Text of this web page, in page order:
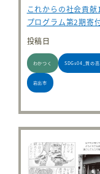
これからの社会貢
プログラム第2期寄
投稿日
わかつく SDGs04_質の
岩出市